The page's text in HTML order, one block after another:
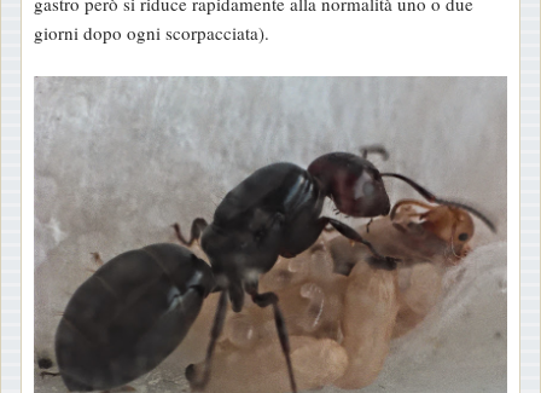
giorni dopo ogni scorpacciata).